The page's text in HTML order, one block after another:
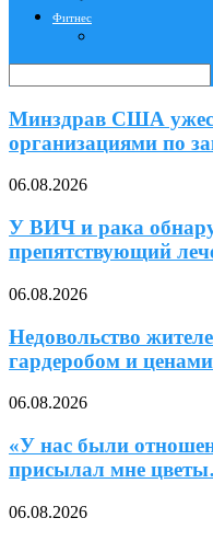
Фитнес
Минздрав США
организациями по
06.08.2026
У ВИЧ и рака
препятствующий
06.08.2026
Недовольство
гардеробом и
06.08.2026
«У нас были
присылал мне
06.08.2026